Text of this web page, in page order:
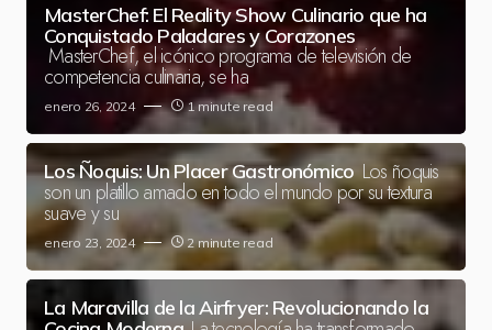
MasterChef: El Reality Show Culinario que ha
Conquistado Paladares y Corazones
MasterChef, el icónico programa de televisión de
competencia culinaria, se ha
enero 26, 2024 1 minute read
Los Ñoquis: Un Placer Gastronómico Los ñoquis
son un platillo amado en todo el mundo por su textura
suave y su
enero 23, 2024 2 minute read
La Maravilla de la Airfryer: Revolucionando la